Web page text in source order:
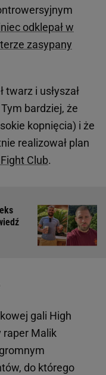
odklepał w
zasypany
twarz i usłyszał
bardziej, że
kopnięcia) i że
realizował plan
Club.
gali High
raper Malik
do którego